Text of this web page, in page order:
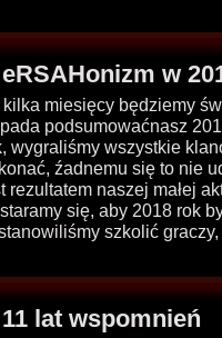
eRSAHonizm w
kilka miesięcy będziemy
podsumowaćnasz
wygraliśmy wszystkie
źadnemu się to nie
rezultatem naszej małej
się, aby 2018 rok
szkolić
11 lat wspomnień